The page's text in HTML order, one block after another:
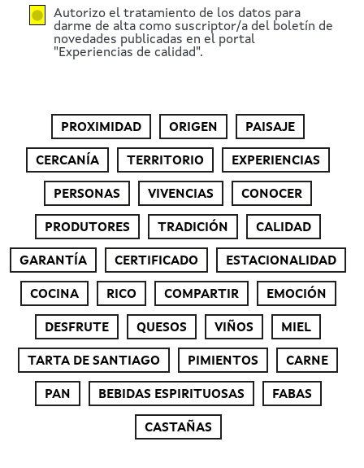
Autorizo el tratamiento de los datos para
darme de alta como suscriptor/a del boletín de
novedades publicadas en el portal
"Experiencias de calidad".
PROXIMIDAD ORIGEN PAISAJE
CERCANÍA TERRITORIO EXPERIENCIAS
PERSONAS VIVENCIAS CONOCER
PRODUTORES TRADICIÓN CALIDAD
GARANTÍA CERTIFICADO ESTACIONALIDAD
COCINA RICO COMPARTIR EMOCIÓN
DESFRUTE QUESOS VIÑOS MIEL
TARTA DE SANTIAGO PIMIENTOS CARNE
PAN BEBIDAS ESPIRITUOSAS FABAS
CASTAÑAS